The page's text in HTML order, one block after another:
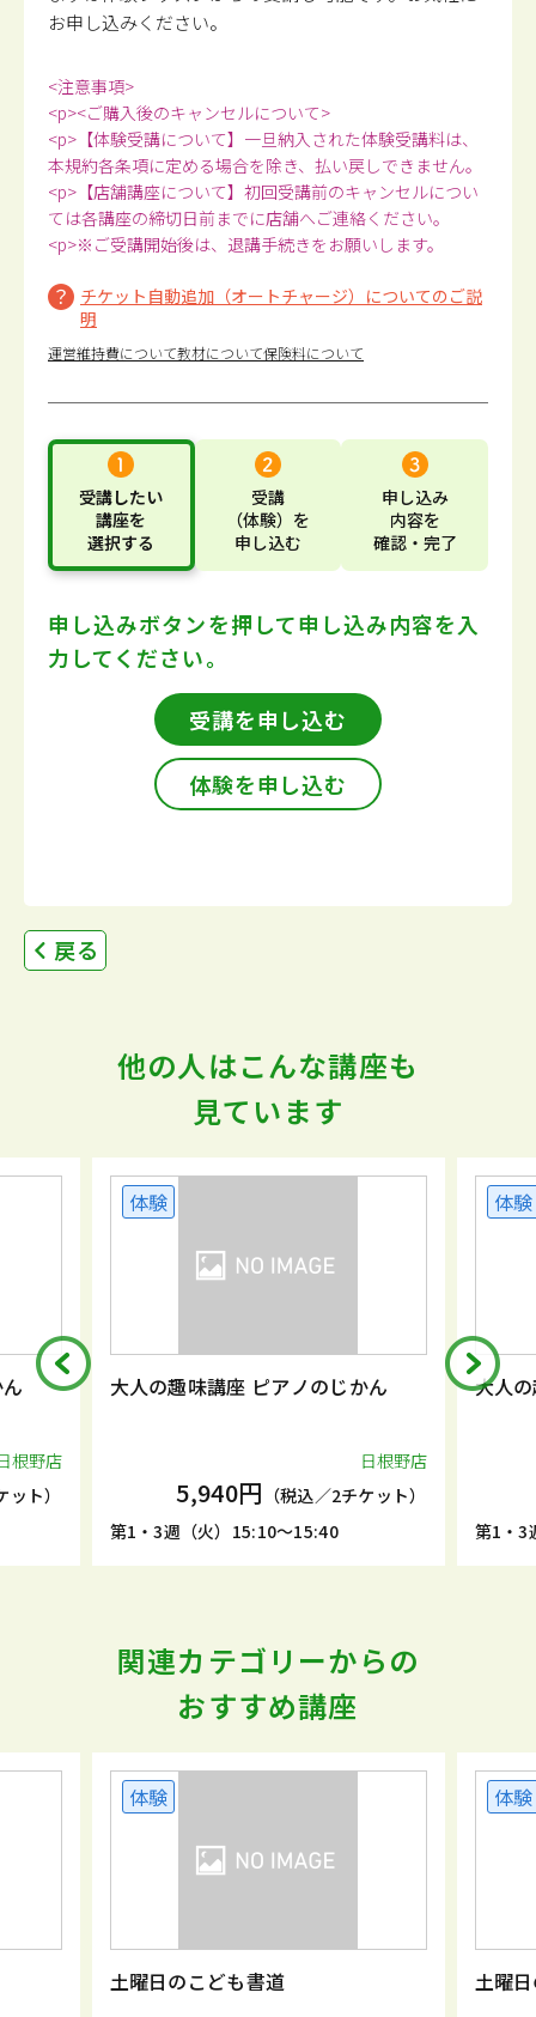
お申し込みください。
<注意事項>
<p><ご購入後のキャンセルについて>
<p>【体験受講について】一旦納入された体験受講料は、
本規約各条項に定める場合を除き、払い戻しできません。
<p>【店舗講座について】初回受講前のキャンセルについ
ては各講座の締切日前までに店舗へご連絡ください。
<p>※ご受講開始後は、退講手続きをお願いします。
チケット自動追加（オートチャージ）についてのご説
明
運営維持費について教材について保険料について
受講したい
講座を
選択する
受講
（体験） を
申し込む
申し込み
内容を
確認・完了
申し込みボタンを押して申し込み内容を入
力してください。
受講を申し込む
体験を申し込む
戻る
他の人はこんな講座も
見ています
根野店
ト）
体験
大人の趣味講座 ピアノのじかん
日根野店
5,940円 （税込／2チケット）
第1・3週（火）15:10～15:40
体験
大人
第1・3
関連カテゴリーからの
おすすめ講座
体験
土曜日のこども書道
体験
土曜